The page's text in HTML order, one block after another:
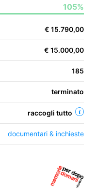
IT
EN
FR
ES
105%
€ 15.790,00
€ 15.000,00
185
terminato
raccogli tutto
documentari & inchieste